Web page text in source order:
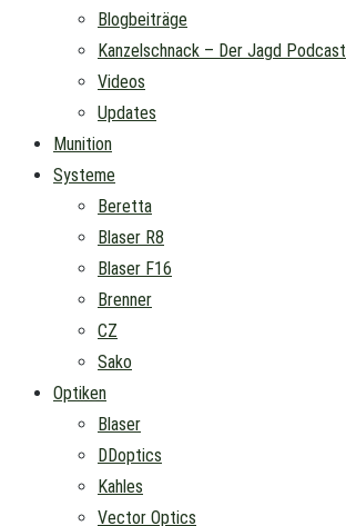
Blogbeiträge
Kanzelschnack – Der Jagd Podcast
Videos
Updates
Munition
Systeme
Beretta
Blaser R8
Blaser F16
Brenner
CZ
Sako
Optiken
Blaser
DDoptics
Kahles
Vector Optics